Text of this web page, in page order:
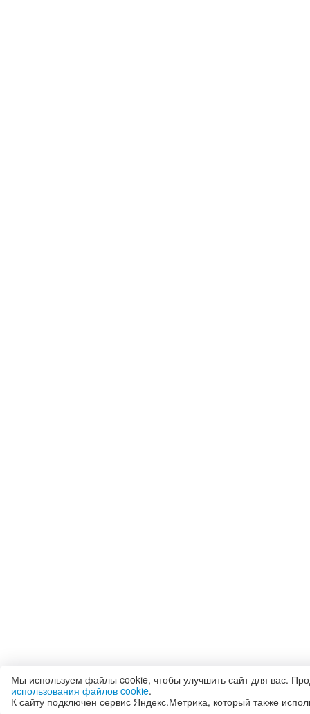
Мы используем файлы cookie, чтобы улучшить сайт для вас.
использования файлов cookie.
К сайту подключен сервис Яндекс.Метрика, который также